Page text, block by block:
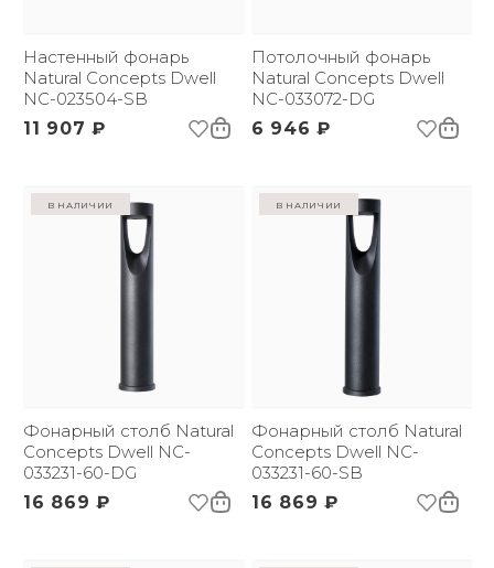
Настенный фонарь
Natural Concepts Dwell
NC-023504-SB
11 907 ₽
Потолочный фонарь
Natural Concepts Dwell
NC-033072-DG
6 946 ₽
в наличии
Фонарный столб Natural
Concepts Dwell NC-
033231-60-DG
16 869 ₽
в наличии
Фонарный столб Natural
Concepts Dwell NC-
033231-60-SB
16 869 ₽